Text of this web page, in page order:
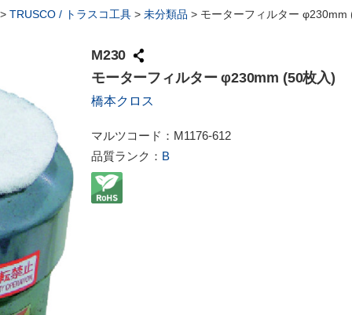
TRUSCO / トラスコ工具 > 未分類品 > モーターフィルター φ230mm
M230
モーターフィルター φ230mm (50枚入)
橋本クロス
マルツコード： M1176-612
品質ランク： B